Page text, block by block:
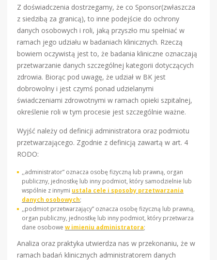
Z doświadczenia dostrzegamy, że co Sponsor(zwłaszcza
z siedzibą za granicą), to inne podejście do ochrony
danych osobowych i roli, jaką przyszło mu spełniać w
ramach jego udziału w badaniach klinicznych. Rzeczą
bowiem oczywistą jest to, że badania kliniczne oznaczają
przetwarzanie danych szczególnej kategorii dotyczących
zdrowia. Biorąc pod uwagę, że udział w BK jest
dobrowolny i jest czymś ponad udzielanymi
świadczeniami zdrowotnymi w ramach opieki szpitalnej,
określenie roli w tym procesie jest szczególnie ważne.
Wyjść należy od definicji administratora oraz podmiotu
przetwarzającego. Zgodnie z definicją zawartą w art. 4
RODO:
,,administrator” oznacza osobę fizyczną lub prawną, organ
publiczny, jednostkę lub inny podmiot, który samodzielnie lub
wspólnie z innymi ustala cele i sposoby przetwarzania
danych osobowych;
,,podmiot przetwarzający” oznacza osobę fizyczną lub prawną,
organ publiczny, jednostkę lub inny podmiot, który przetwarza
dane osobowe w imieniu administratora;
Analiza oraz praktyka utwierdza nas w przekonaniu, że w
ramach badań klinicznych administratorem danych